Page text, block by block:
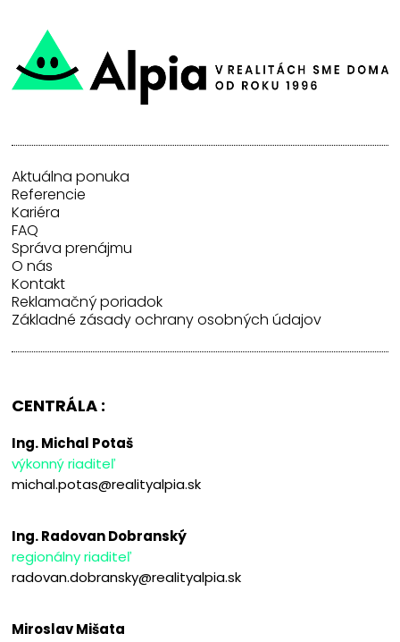
Aktuálna ponuka
Referencie
Kariéra
FAQ
Správa prenájmu
O nás
Kontakt
Reklamačný poriadok
Základné zásady ochrany osobných údajov
CENTRÁLA :
Ing. Michal Potaš
výkonný riaditeľ
michal.potas@realityalpia.sk
Ing. Radovan Dobranský
regionálny riaditeľ
radovan.dobransky@realityalpia.sk
Miroslav Mišata